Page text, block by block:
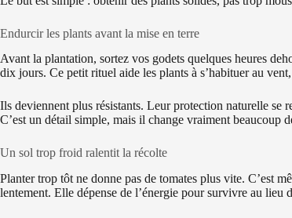
Endurcir les plants avant la mise en terre
Avant la plantation, sortez vos godets quelques heures
dix jours. Ce petit rituel aide les plants à s’habituer au
Ils deviennent plus résistants. Leur protection naturelle se
C’est un détail simple, mais il change vraiment beaucoup
Un sol trop froid ralentit la récolte
Planter trop tôt ne donne pas de tomates plus vite. C’est
lentement. Elle dépense de l’énergie pour survivre au lieu